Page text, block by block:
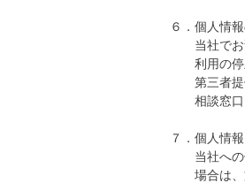
６．個人情
当社でお預
利用の停
第三者提
相談窓口（
７．個人情
当社への
場合は、